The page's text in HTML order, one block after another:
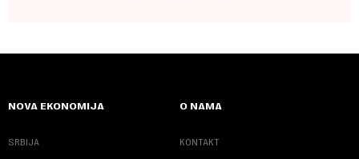
NOVA EKONOMIJA
SRBIJA
O NAMA
KONTAKT